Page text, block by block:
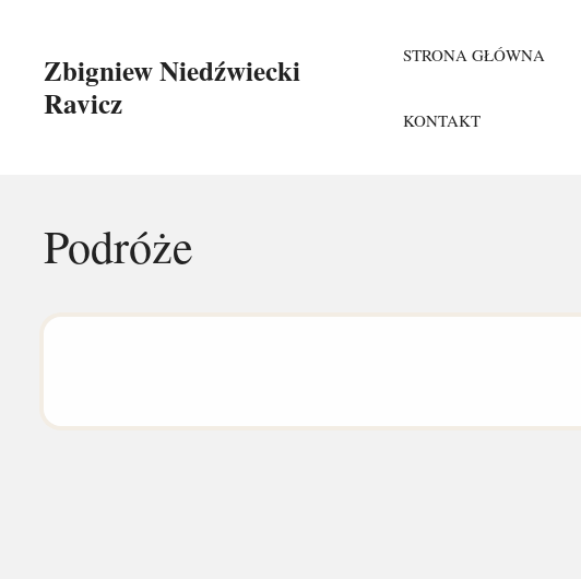
Zbigniew Niedźwiecki
Ravicz
STRONA GŁÓWNA
KONTAKT
Podróże